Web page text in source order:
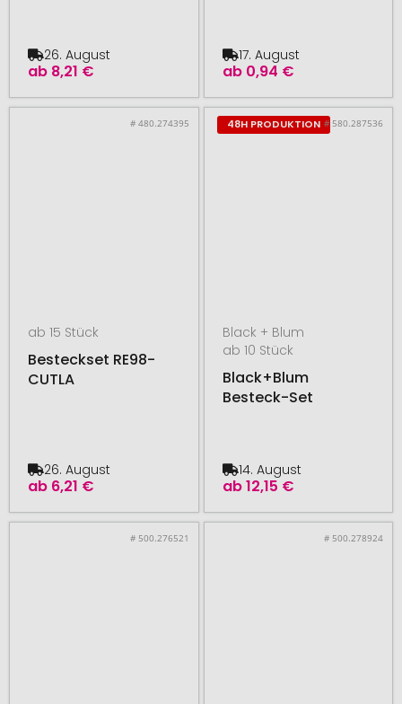
ab 8,21 €
26. August
ab 0,94 €
17. August
# 480.274395
ab 15 Stück
Besteckset RE98-
CUTLA
ab 6,21 €
26. August
48H PRODUKTION # 580.287536
Black + Blum
ab 10 Stück
Black+Blum
Besteck-Set
ab12,15 €
14. August
# 500.276521 # 500.278924